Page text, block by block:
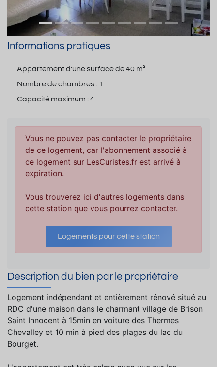
Informations pratiques
Appartement d'une surface de40 m²
Nombre de chambres : 1
Capacité maximum :4
Vous ne pouvez pas contacter le propriétaire
de ce logement, car l'abonnement associé à
ce logement sur LesCuristes.fr est arrivé à
expiration.
Vous trouverez ici d'autres logements dans
cette station que vous pourrez contacter.
Logements pour cette station
Description du bien par le propriétaire
Logement indépendant et entièrement rénové situé au
RDC d'une maison dans le charmant village de Brison
Saint Innocent à 15min en voiture des Thermes
Chevalley et 10 min à pied des plages du lac du
Bourget.